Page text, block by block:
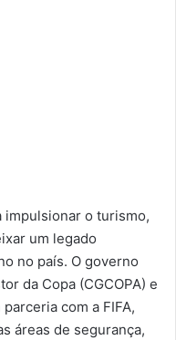
impulsionar o turismo,
um legado
no país. O governo
da Copa (CGCOPA) e
com a FIFA,
áreas de segurança,